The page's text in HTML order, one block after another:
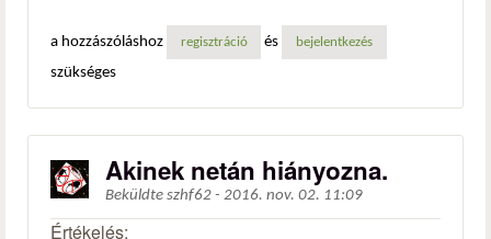
a hozzászóláshoz
regisztráció és bejelentkezés
szükséges
Akinek netán hiányozna.
Beküldte szhf62 - 2016. nov. 02. 11:09
Értékelés: